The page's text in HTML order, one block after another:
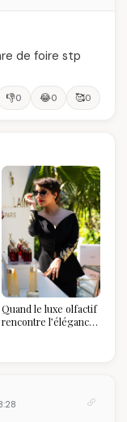
de foire stp
👎0 😂0 🥰0
Quand le luxe olfactif
rencontre l’élégance